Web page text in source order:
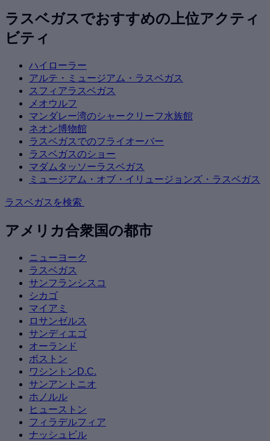
ラスベガスでおすすめの上位アクティ
ビティ
ハイローラー
アルテ・ミュージアム・ラスベガス
スフィアラスベガス
メオウルフ
マンダレー湾のシャークリーフ水族館
ネオン博物館
ラスベガスでのフライオーバー
ラスベガスのショー
マダムタッソーラスベガス
ミュージアム・オブ・イリュージョンズ・ラスベガス
ラスベガスを検索
アメリカ合衆国の都市
ニューヨーク
ラスベガス
サンフランシスコ
シカゴ
マイアミ
ロサンゼルス
サンディエゴ
オーランド
ボストン
ワシントンD.C.
サンアントニオ
ホノルル
ヒューストン
フィラデルフィア
ナッシュビル